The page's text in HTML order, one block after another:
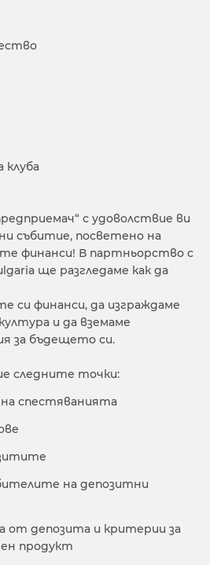
с удоволствие ви
събитие, посветено на
финанси! В партньорство с
ще разгледаме как да
си финанси, да изграждаме
и да вземаме
за бъдещето си.
следните точки:
спестяванията
на депозитни
от депозита и критерии за
продукт